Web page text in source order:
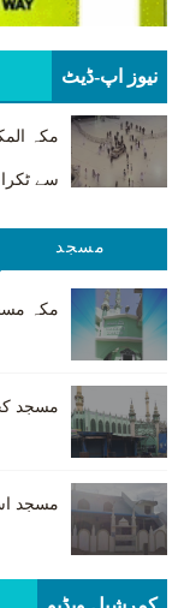
نیوز اپ-ڈیٹ
مکہ
سے
مسجد
مکہ
مسجد
مسجد